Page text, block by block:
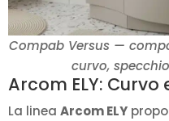
Compab Versus —
curvo,
Arcom ELY:
La linea Arcom ELY